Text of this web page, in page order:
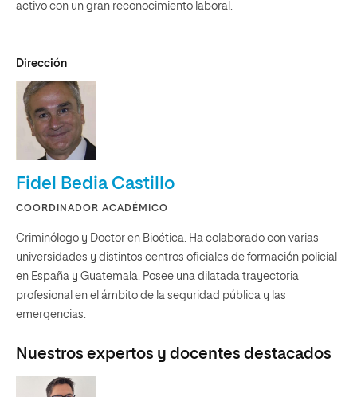
activo con un gran reconocimiento laboral.
Dirección
Fidel Bedia Castillo
COORDINADOR ACADÉMICO
Criminólogo y Doctor en Bioética. Ha colaborado con varias
universidades y distintos centros oficiales de formación policial
en España y Guatemala. Posee una dilatada trayectoria
profesional en el ámbito de la seguridad pública y las
emergencias.
Nuestros expertos y docentes destacados